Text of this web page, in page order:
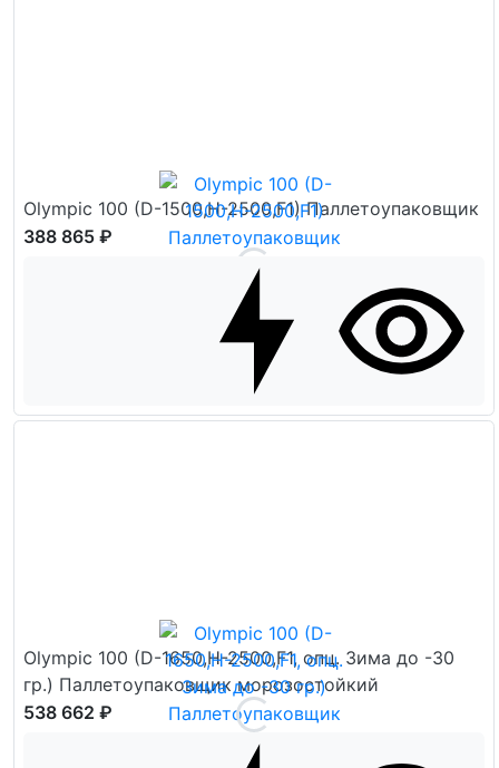
Olympic 100 (D-1500,H-2500,F1) Паллетоупаковщик
388 865 ₽
Olympic 100 (D-1650,H-2500,F1, опц. Зима до -30
гр.) Паллетоупаковщик морозостойкий
538 662 ₽